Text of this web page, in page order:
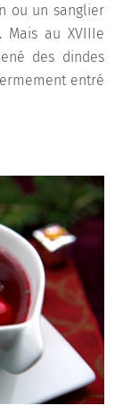
ou un sanglier
au XVIIIe
des dindes
entré